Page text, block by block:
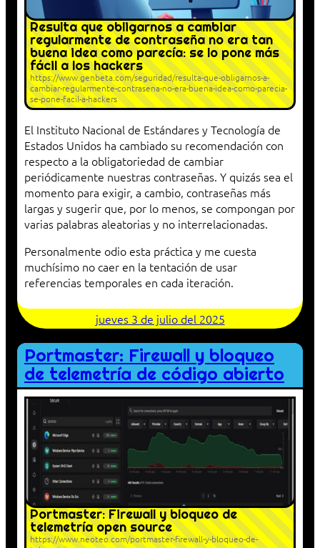
Resulta que obligarnos a cambiar
regularmente de contraseña no era tan
buena idea como parecía: se lo pone más
fácil a los hackers
https://www.genbeta.com/seguridad/resulta-que-obligarnos-a-
cambiar-regularmente-contrasena-no-era-buena-idea-como-parecia-
se-pone-facil-a-hackers
El Instituto Nacional de Estándares y Tecnología de
Estados Unidos ha cambiado su recomendación con
respecto a la obligatoriedad de cambiar
periódicamente nuestras contraseñas. Y quizás sea el
momento para exigir, a cambio, contraseñas más
largas y sugerir que, por lo menos, se compongan por
varias palabras aleatorias y no interrelacionadas.
Personalmente odio esta práctica y me cuesta
muchísimo no caer en la tentación de usar
referencias temporales en cada iteración.
jueves 3 de julio del 2025
Portmaster: Firewall y bloqueo
de telemetría de código abierto
Portmaster: Firewall y bloqueo de
telemetría open source
https://www.neoteo.com/portmaster-firewall-y-bloqueo-de-